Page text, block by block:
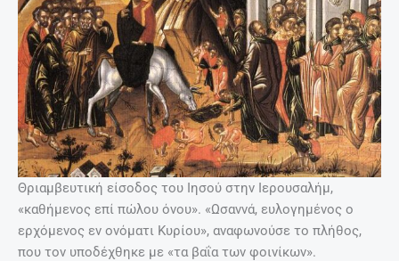
Θριαμβευτική είσοδος του Ιησού στην Ιερουσαλήμ,
«καθήμενος επί πώλου όνου». «Ωσαννά, ευλογημένος ο
ερχόμενος εν ονόματι Κυρίου», αναφωνούσε το πλήθος,
που τον υποδέχθηκε με «τα βαΐα των φοινίκων».